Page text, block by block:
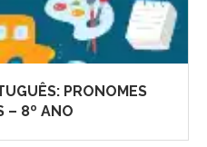
PRONOMES
– 8º ANO